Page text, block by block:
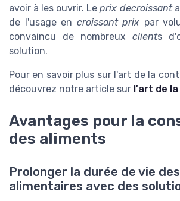
avoir à les ouvrir. Leprix decroissant
de l'usage en croissant prix par
convaincu de nombreux clients
solution.
Pour en savoir plus sur l'art de la
découvrez notre article sur l'art de
Avantages pour la
des aliments
Prolonger la durée de vie
alimentaires avec des